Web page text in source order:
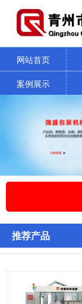
网站首页
案例展示
推荐产品